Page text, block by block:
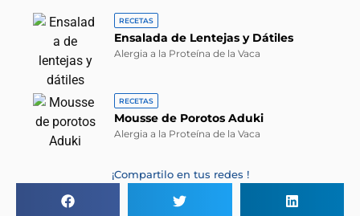
RECETAS
Ensalada de Lentejas y Dátiles
Alergia a la Proteína de la Vaca
RECETAS
Mousse de Porotos Aduki
Alergia a la Proteína de la Vaca
¡Compartilo en tus redes !